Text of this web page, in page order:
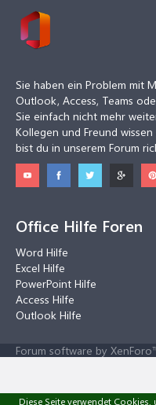
Sie haben ein Problem mit
Outlook, Access, Teams
Sie einfach nicht mehr
Kollegen und Freund
bist du in unserem Forum
Office Hilfe Foren
Word Hilfe
Excel Hilfe
PowerPoint Hilfe
Access Hilfe
Outlook Hilfe
Forum software by
Diese Seite verwendet